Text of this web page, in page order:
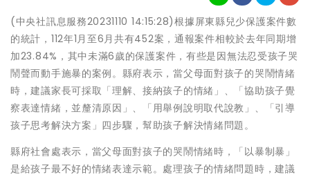
(中央社訊息服務20231110 14:15:28)根據屏東縣兒少保護案件數
的統計，112年1月至6月共有452案，通報案件相較於去年同期增
加23.84%，其中未滿6歲的保護案件，有些是因無法忍受孩子哭
鬧聲而動手施暴的案例。縣府表示，當父母面對孩子的哭鬧情緒
時，建議家長可採取「理解、接納孩子的情緒」、「協助孩子覺
察表達情緒，並釐清原因」、「用舉例說明取代說教」、「引導
孩子思考解決方案」四步驟，幫助孩子解決情緒問題。
縣府社會處表示，當父母面對孩子的哭鬧情緒時，「以暴制暴」
是給孩子最不好的情緒表達示範。處理孩子的情緒問題時，建議